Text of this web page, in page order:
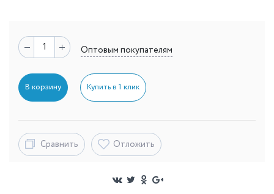
Оптовым покупателям
В корзину Купить в 1 клик
Сравнить Отложить